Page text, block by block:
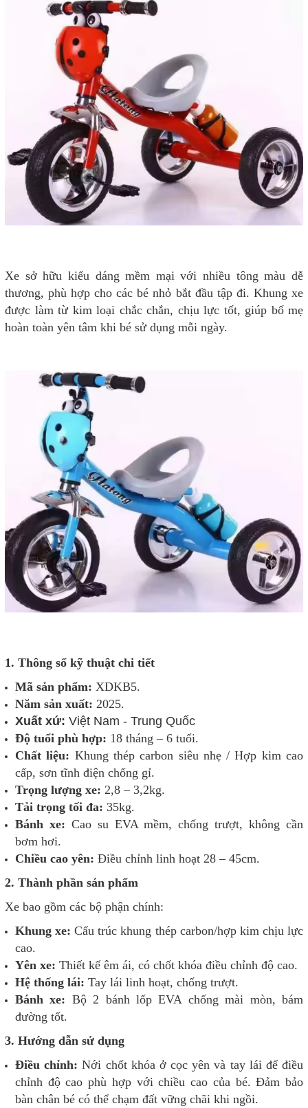
Xe sở hữu kiểu dáng mềm mại với nhiều tông màu dễ
thương, phù hợp cho các bé nhỏ bắt đầu tập đi. Khung xe
được làm từ kim loại chắc chắn, chịu lực tốt, giúp bố mẹ
hoàn toàn yên tâm khi bé sử dụng mỗi ngày.
1. Thông số kỹ thuật chi tiết
Mã sản phẩm: XDKB5.
Năm sản xuất: 2025.
Xuất xứ: Việt Nam - Trung Quốc
Độ tuổi phù hợp: 18 tháng – 6 tuổi.
Chất liệu: Khung thép carbon siêu nhẹ / Hợp kim cao
cấp, sơn tĩnh điện chống gỉ.
Trọng lượng xe: 2,8 – 3,2kg.
Tải trọng tối đa: 35kg.
Bánh xe: Cao su EVA mềm, chống trượt, không cần
bơm hơi.
Chiều cao yên: Điều chỉnh linh hoạt 28 – 45cm.
2. Thành phần sản phẩm
Xe bao gồm các bộ phận chính:
Khung xe: Cấu trúc khung thép carbon/hợp kim chịu lực
cao.
Yên xe: Thiết kế êm ái, có chốt khóa điều chỉnh độ cao.
Hệ thống lái: Tay lái linh hoạt, chống trượt.
Bánh xe: Bộ 2 bánh lốp EVA chống mài mòn, bám
đường tốt.
3. Hướng dẫn sử dụng
Điều chỉnh: Nới chốt khóa ở cọc yên và tay lái để điều
chỉnh độ cao phù hợp với chiều cao của bé. Đảm bảo
bàn chân bé có thể chạm đất vững chãi khi ngồi.